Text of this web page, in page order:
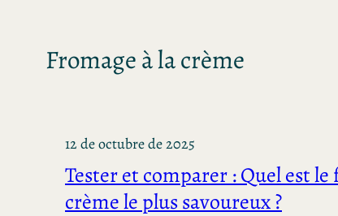
Fromage à la crème
12 de octubre de 2025
Tester et comparer : Quel est le
crème le plus savoureux ?